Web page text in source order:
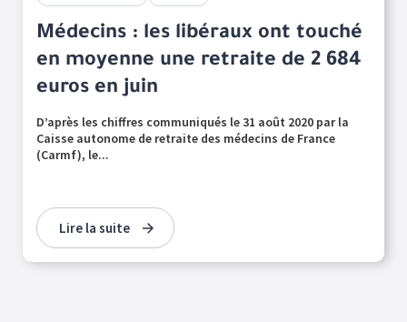
Médecins : les libéraux ont touché
en moyenne une retraite de 2 684
euros en juin
D’après les chiffres communiqués le 31 août 2020 par la
Caisse autonome de retraite des médecins de France
(Carmf), le...
Lire la suite